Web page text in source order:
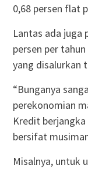
0,68 persen flat
Lantas ada juga
persen per
yang disalurkan
“Bunganya
perekonomian
Kredit
bersifat
Misalnya, untuk